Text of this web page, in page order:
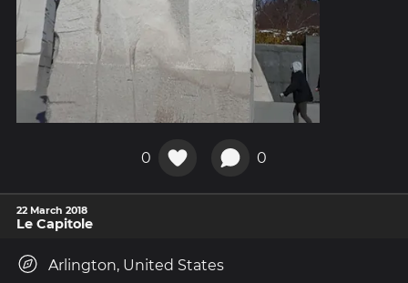
0 0
22 March 2018
Le Capitole
Arlington, United States